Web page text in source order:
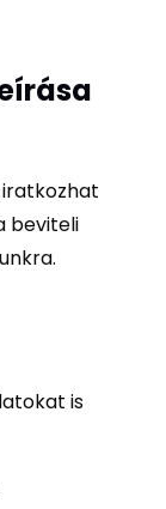
beviteli
is